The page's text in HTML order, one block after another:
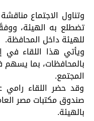
وتناول الاجتماع
تضطلع به الهيئة،
للهيئة داخل المحافظة.
ويأتي هذا اللقاء في
بالمحافظات، بما يسهم
المجتمع.
وقد حضر اللقاء رامي
صندوق مكتبات مصر
بالهيئة.